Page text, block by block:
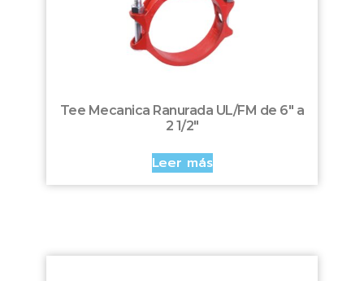
Tee Mecanica Ranurada UL/FM de 6″ a
2 1/2″
Leer más